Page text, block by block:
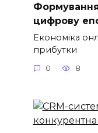
цифрову
Економіка
прибутки
0 8